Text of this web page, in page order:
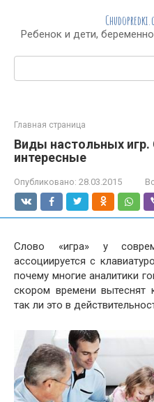
контентуРебенок и дети,
Поиск:
Главная страница
Виды настольных
интересные
Опубликовано: 28.03.2015
Слово «игра» у
ассоциируется с
почему многие аналитики
скором времени вытеснят
так ли это в